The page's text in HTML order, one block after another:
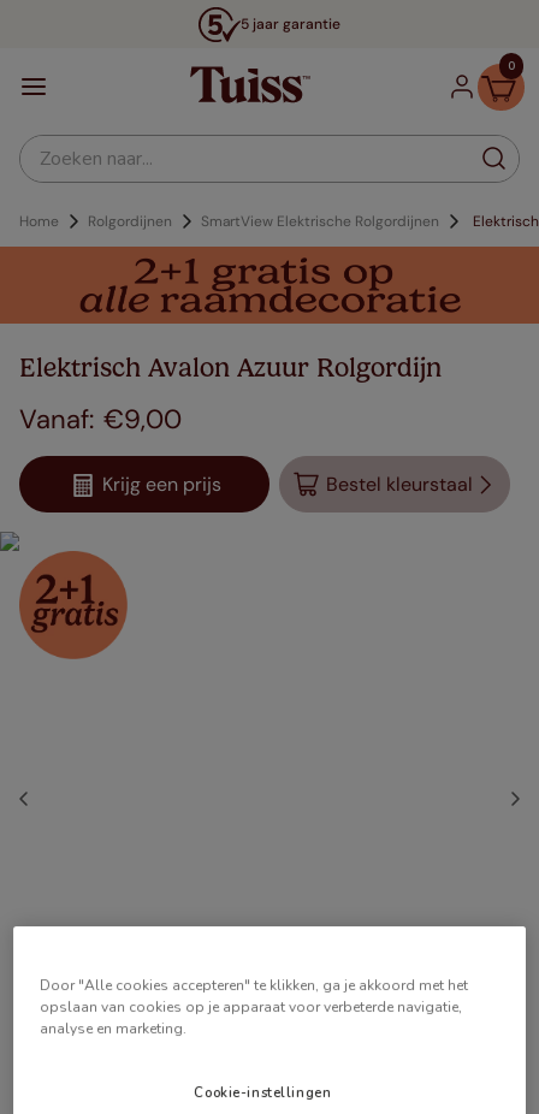
5 jaar garantie
0
Zoeken naar...
Home Rolgordijnen SmartView Elektrische Rolgordijnen
Elektrisch Avalon Azuur Rolgordijn
€9,00
Krijg een prijs Bestel kleurstaal
Door "Alle cookies accepteren" te klikken, ga je akkoord met het
opslaan van cookies op je apparaat voor verbeterde navigatie,
analyse en marketing.
Cookie-instellingen